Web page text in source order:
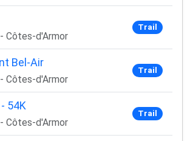
Côtes-d'Armor
Trail
Bel-Air
Côtes-d'Armor
Trail
54K
Côtes-d'Armor
Trail